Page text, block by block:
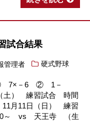
試合結果
管理者 硬式野球
7×－6 ② 1－
（土） 練習試合 時間
月11日（日） 練習
～ vs 天王寺 （生